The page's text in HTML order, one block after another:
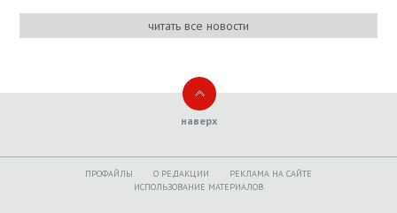
читать все новости
наверх
ПРОФАЙЛЫ O РЕДАКЦИИ
РЕКЛАМА НА САЙТЕ
ИСПОЛЬЗОВАНИЕ МАТЕРИАЛОВ